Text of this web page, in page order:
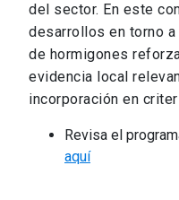
del sector. En este
desarrollos en torno
de hormigones
evidencia local
incorporación en
Revisa el
aquí